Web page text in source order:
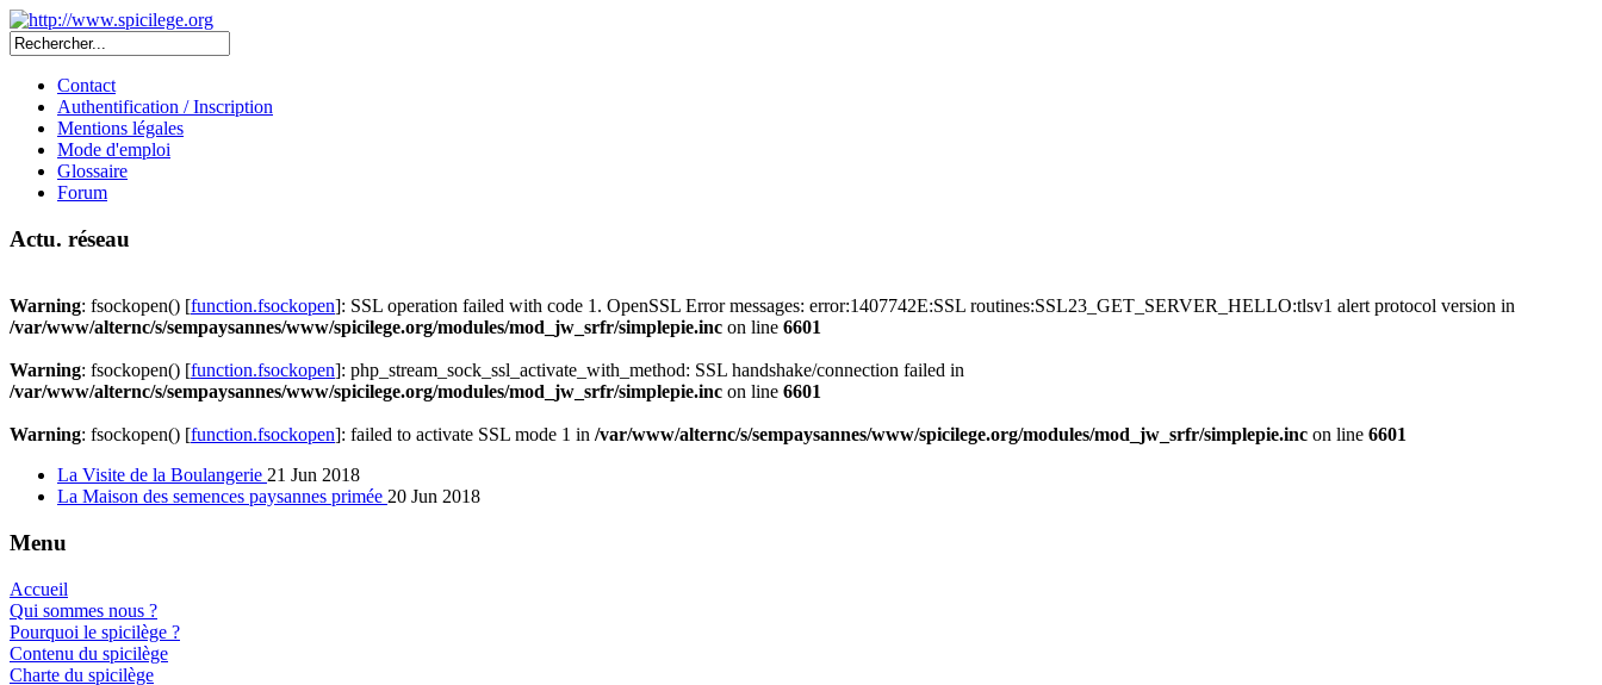
Contact
Authentification / Inscription
Mentions légales
Mode d'emploi
Glossaire
Forum
Actu. réseau
Warning: fsockopen() [function.fsockopen]: SSL operation failed with code 1. OpenSSL Error messages: error:1407742E:SSL routines:SSL23_GET_SERVER_HELLO:tlsv1 alert protocol version in
/var/www/alternc/s/sempaysannes/www/spicilege.org/modules/mod_jw_srfr/simplepie.inc on line 6601
Warning: fsockopen() [function.fsockopen]: php_stream_sock_ssl_activate_with_method: SSL handshake/connection failed in
/var/www/alternc/s/sempaysannes/www/spicilege.org/modules/mod_jw_srfr/simplepie.inc on line 6601
Warning: fsockopen() [function.fsockopen]: failed to activate SSL mode 1 in /var/www/alternc/s/sempaysannes/www/spicilege.org/modules/mod_jw_srfr/simplepie.inc on line 6601
La Visite de la Boulangerie 21 Jun 2018
La Maison des semences paysannes primée 20 Jun 2018
Menu
Accueil
Qui sommes nous ?
Pourquoi le spicilège ?
Contenu du spicilège
Charte du spicilège